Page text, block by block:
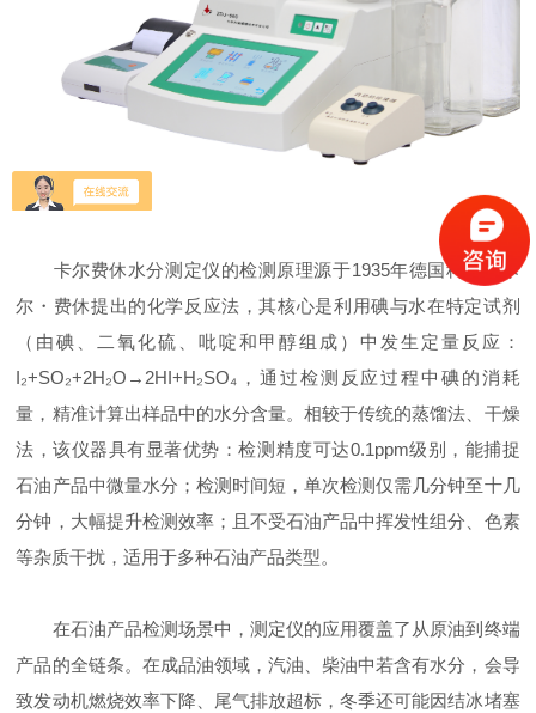
卡尔费休水分测定仪的检测原理源于1935年德国科学家卡
尔・费休提出的化学反应法，其核心是利用碘与水在特定试剂
（由碘、二氧化硫、吡啶和甲醇组成）中发生定量反应：
I₂+SO₂+2H₂O→2HI+H₂SO₄，通过检测反应过程中碘的消耗
量，精准计算出样品中的水分含量。相较于传统的蒸馏法、干燥
法，该仪器具有显著优势：检测精度可达0.1ppm级别，能捕捉
石油产品中微量水分；检测时间短，单次检测仅需几分钟至十几
分钟，大幅提升检测效率；且不受石油产品中挥发性组分、色素
等杂质干扰，适用于多种石油产品类型。
在石油产品检测场景中，测定仪的应用覆盖了从原油到终端
产品的全链条。在成品油领域，汽油、柴油中若含有水分，会导
致发动机燃烧效率下降、尾气排放超标，冬季还可能因结冰堵塞